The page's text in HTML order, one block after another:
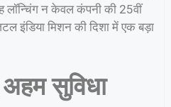
लॉन्चिंग न केवल कंपनी की 25वीं
इंडिया मिशन की दिशा में एक बड़ा
सुविधा